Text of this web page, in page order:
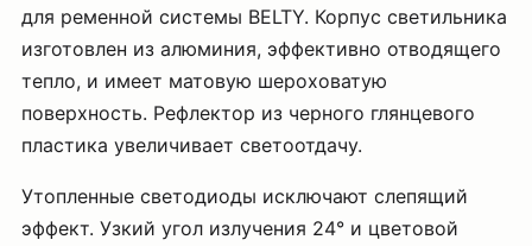
для ременной системы BELTY. Корпус светильника
изготовлен из алюминия, эффективно отводящего
тепло, и имеет матовую шероховатую
поверхность. Рефлектор из черного глянцевого
пластика увеличивает светоотдачу.
Утопленные светодиоды исключают слепящий
эффект. Узкий угол излучения 24° и цветовой